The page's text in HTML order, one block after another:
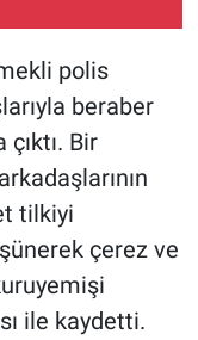
polis
beraber
Bir
tilkiyi
çerez ve
ile kaydetti.